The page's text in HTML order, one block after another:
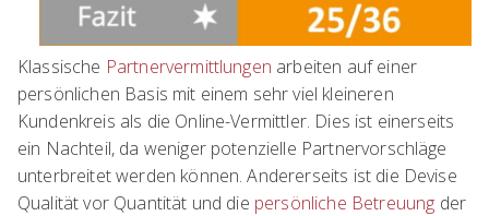
Klassische Partnervermittlungen arbeiten auf einer
persönlichen Basis mit einem sehr viel kleineren
Kundenkreis als die Online-Vermittler. Dies ist einerseits
ein Nachteil, da weniger potenzielle Partnervorschläge
unterbreitet werden können. Andererseits ist die Devise
Qualität vor Quantität und die persönliche Betreuung der